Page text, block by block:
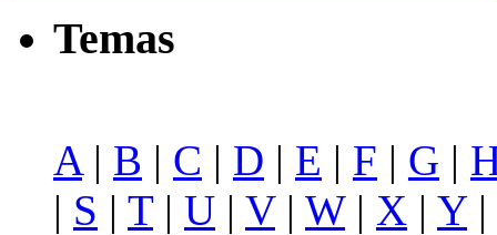
Temas
A | B | C | D | E | F | G |
| S | T| U | V| W| X | Y|